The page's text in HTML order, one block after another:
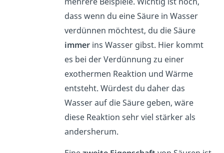
dass wenn du eine Säure in Wasser
verdünnen möchtest, du die Säure
immer ins Wasser gibst. Hier kommt
es bei der Verdünnung zu einer
exothermen Reaktion und Wärme
entsteht. Würdest du daher das
Wasser auf die Säure geben, wäre
diese Reaktion sehr viel stärker als
andersherum.